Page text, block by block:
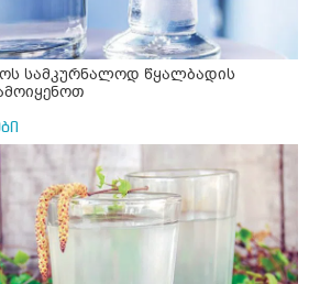
სამკურნალოდ წყალბადის